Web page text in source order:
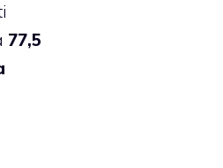
77,5